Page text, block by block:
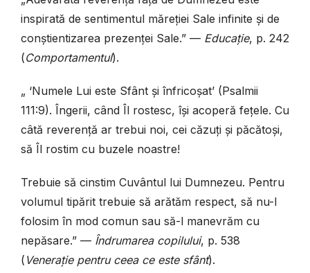
inspirată de sentimentul măreției Sale infinite și de
conștientizarea prezenței Sale.” — Educație, p. 242
(Comportamentul).
„ ‘Numele Lui este Sfânt și înfricoșat’ (Psalmii
111:9). Îngerii, când Îl rostesc, își acoperă fețele. Cu
câtă reverență ar trebui noi, cei căzuți și păcătoși,
să Îl rostim cu buzele noastre!
Trebuie să cinstim Cuvântul lui Dumnezeu. Pentru
volumul tipărit trebuie să arătăm respect, să nu-l
folosim în mod comun sau să-l manevrăm cu
nepăsare.” — Îndrumarea copilului, p. 538
( Venerație pentru ceea ce este sfânt).